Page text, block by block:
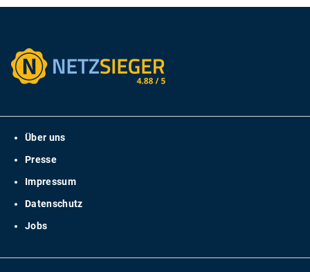
Über uns
Presse
Impressum
Datenschutz
Jobs